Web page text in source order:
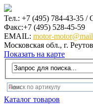
Тел.: +7 (495) 784-43-35 /
Факс:+7 (495) 528-45-59
EMAIL: motor-
Московская обл., г.
Показать на карте
Каталог товаров